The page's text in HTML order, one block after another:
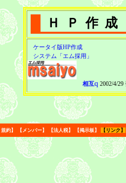
ＨＰ作成
ケータイ版HP作成
システム「エム採用」
相互q 2002/4/29
規約】 【メンバー】 【法人税】 【掲示板】 【 リンク】